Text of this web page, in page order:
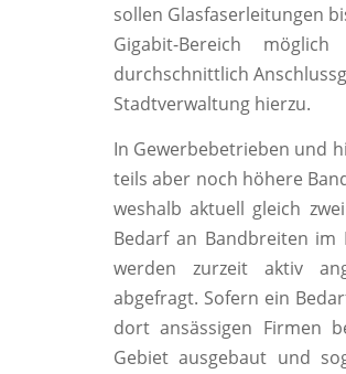
sollen Glasfaserleitungen
Gigabit-Bereich
durchschnittlich
Stadtverwaltung hierzu.
In Gewerbebetrieben und
teils aber noch höhere
weshalb aktuell gleich
Bedarf an Bandbreiten im
werden zurzeit aktiv
abgefragt. Sofern ein
dort ansässigen Firmen
Gebiet ausgebaut und